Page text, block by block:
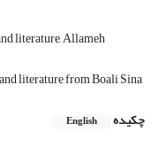
literature, Allameh
literature from Boali Sina
چکیده
English